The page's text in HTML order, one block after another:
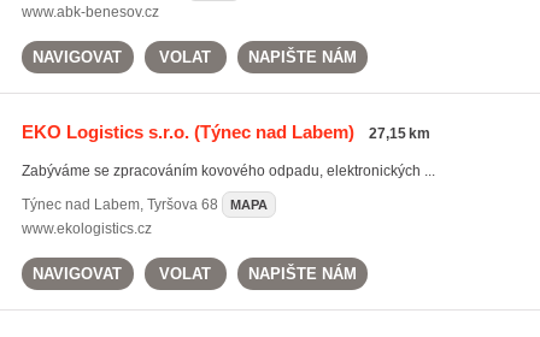
www.abk-benesov.cz
NAVIGOVAT VOLAT NAPIŠTE NÁM
EKO Logistics s.r.o.(Týnec nad Labem) 27,15 km
Zabýváme se zpracováním kovového odpadu, elektronických ...
Týnec nad Labem, Tyršova 68 MAPA
www.ekologistics.cz
NAVIGOVAT VOLAT NAPIŠTE NÁM